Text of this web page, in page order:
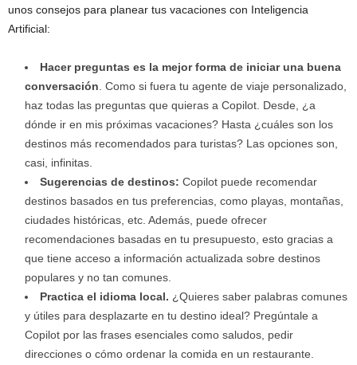
unos consejos para planear tus vacaciones con Inteligencia
Artificial:
Hacer preguntas es la mejor forma de iniciar una buena
conversación . Como si fuera tu agente de viaje personalizado,
haz todas las preguntas que quieras a Copilot. Desde, ¿a
dónde ir en mis próximas vacaciones? Hasta ¿cuáles son los
destinos más recomendados para turistas? Las opciones son,
casi, infinitas.
Sugerencias de destinos: Copilot puede recomendar
destinos basados en tus preferencias, como playas, montañas,
ciudades históricas, etc. Además, puede ofrecer
recomendaciones basadas en tu presupuesto, esto gracias a
que tiene acceso a información actualizada sobre destinos
populares y no tan comunes.
Practica el idioma local. ¿Quieres saber palabras comunes
y útiles para desplazarte en tu destino ideal? Pregúntale a
Copilot por las frases esenciales como saludos, pedir
direcciones o cómo ordenar la comida en un restaurante.